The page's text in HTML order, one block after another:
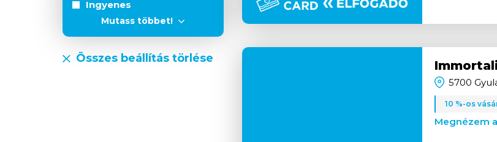
Ingyenes
Mutass többet!
Összes beállítás törlése
5700
10 %-os
Megnézem